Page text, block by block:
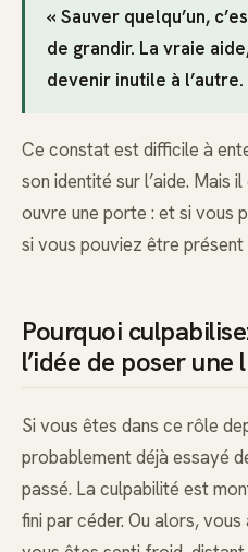
« Sauver quelqu’un,
de grandir. La vraie
devenir inutile à l’autre.
Ce constat est difficile à
son identité sur l’aide. Mais
ouvre une porte : et si vous
si vous pouviez être présent
Pourquoi
l’idée de poser une
Si vous êtes dans ce rôle
probablement déjà essayé
passé. La culpabilité est
fini par céder. Ou alors,